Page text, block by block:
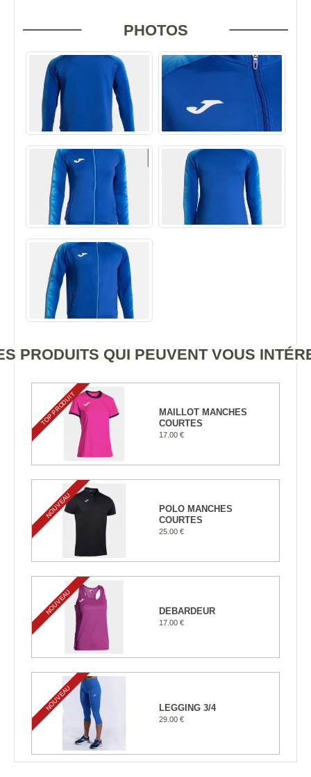
PHOTOS
PRODUITS QUI PEUVENT VOUS
MAILLOT MANCHES
COURTES
17.00 €
TOP PRODUIT
POLO MANCHES
COURTES
25.00 €
NOUVEAU
DEBARDEUR
17.00 €
NOUVEAU
LEGGING 3/4
29.00 €
NOUVEAU